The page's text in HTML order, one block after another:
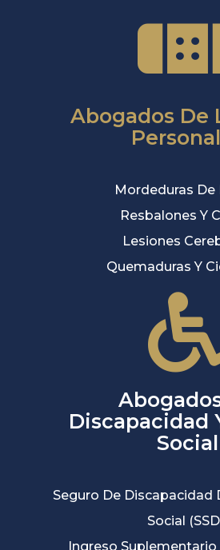
Abogados De
Mordeduras De
Resbalones Y
Lesiones
Quemaduras Y
Discapacidad
Social
Seguro De Discapacidad
Social
Ingreso Suplementario